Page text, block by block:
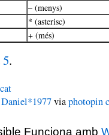
– (menys)
* (asterisc)
+ (més)
.
Daniel*1977viaphotopin
Funciona amb